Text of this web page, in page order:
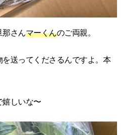
那さんマーくんのご両親。
送ってくださるんですよ。本
嬉しいな〜